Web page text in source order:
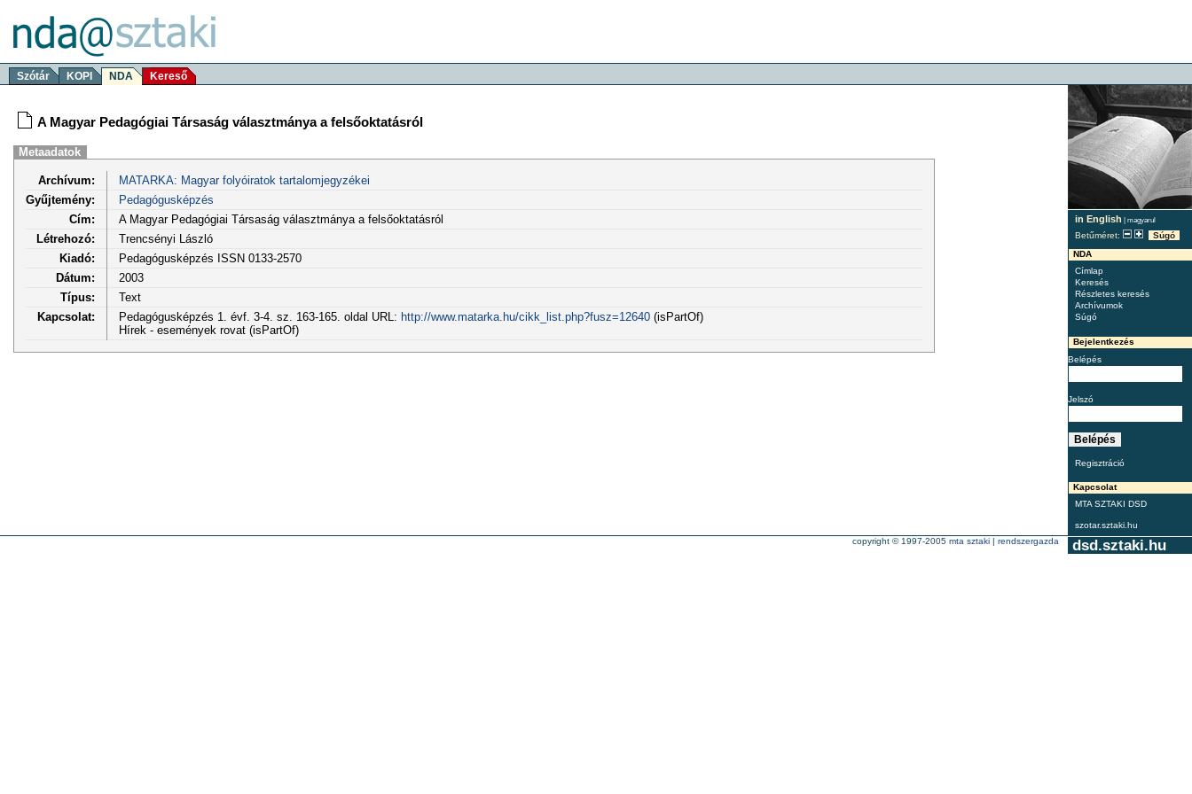
Szótár KOPI NDA Kereső
in English | magyarul
Betűméret:
Súgó
NDA
Címlap
Keresés
Részletes keresés
Archívumok
Súgó
Bejelentkezés
Belépés
Jelszó
Regisztráció
Kapcsolat
MTA SZTAKI DSD
szotar.sztaki.hu
A Magyar Pedagógiai Társaság választmánya a felsőoktatásról
Metaadatok
Archívum:
MATARKA: Magyar folyóiratok tartalomjegyzékei
Gyűjtemény:
Pedagógusképzés
Cím:
A Magyar Pedagógiai Társaság választmánya a felsőoktatásról
Létrehozó:
Trencsényi László
Kiadó:
Pedagógusképzés ISSN 0133-2570
Dátum:
2003
Típus:
Text
Kapcsolat:
Pedagógusképzés 1. évf. 3-4. sz. 163-165. oldal URL: http://www.matarka.hu/cikk_list.php?fusz=12640(isPartOf)
Hírek - események rovat (isPartOf)
dsd.sztaki.hu
copyright © 1997-2005 mta sztaki | rendszergazda